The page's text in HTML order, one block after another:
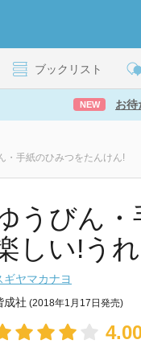
ブックリスト
NEW お待
・手紙のひみつをたんけん!
うびん
しい!う
ギヤマカナヨ
成社 (2018年1月17日発売)